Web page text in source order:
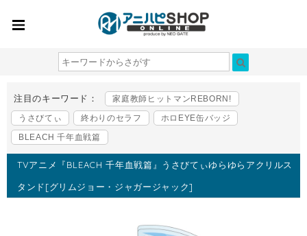
注目のキーワード：
家庭教師ヒットマンREBORN!
うさびてぃ
終わりのセラフ
ホロEYE缶バッジ
BLEACH 千年血戦篇
TVアニメ『BLEACH 千年血戦篇』うさびてぃゆらゆらアクリルス
タンド[グリムジョー・ジャガージャック]